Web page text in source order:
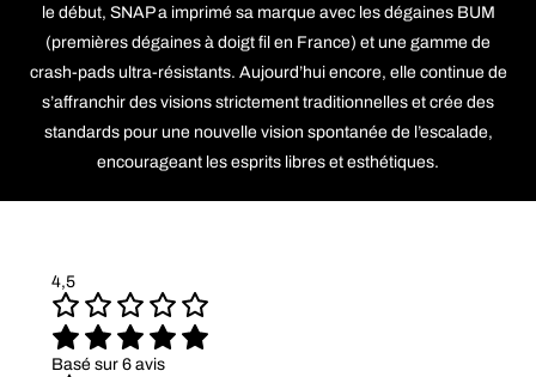
le début, SNAP a imprimé sa marque avec les dégaines BUM
(premières dégaines à doigt fil en France) et une gamme de
crash-pads ultra-résistants. Aujourd’hui encore, elle continue de
s’affranchir des visions strictement traditionnelles et crée des
standards pour une nouvelle vision spontanée de l’escalade,
encourageant les esprits libres et esthétiques.
4,5
Basé sur 6 avis